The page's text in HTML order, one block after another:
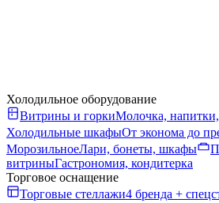
Холодильное оборудование
Витрины и горкиМолочка,
Холодильные шкафыОт эконома до
МорозильноеЛари, бонеты, шкафы
витриныГастрономия, кондитерка
Торговое оснащение
Торговые стеллажи4 бренда +